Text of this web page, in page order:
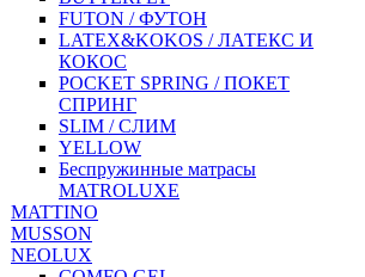
FUTON / ФУТОН
LATEX&KOKOS / ЛАТЕКС И
КОКОС
POCKET SPRING / ПОКЕТ
СПРИНГ
SLIM / СЛИМ
YELLOW
Беспружинные матрасы
MATROLUXE
MATTINO
MUSSON
NEOLUX